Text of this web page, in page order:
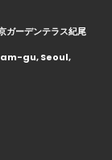
ガーデンテラス紀尾
gu, Seoul,